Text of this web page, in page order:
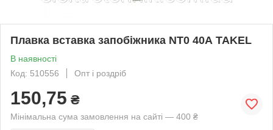
Плавка вставка запобіжника NT0 40А TAKEL
В наявності
Код: 510556
Опт і роздріб
150,75 ₴
Мінімальна сума замовлення на сайті — 400 ₴